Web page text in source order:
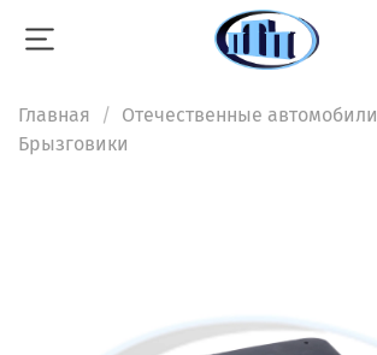
Главная Отечественные автомобили
Брызговики